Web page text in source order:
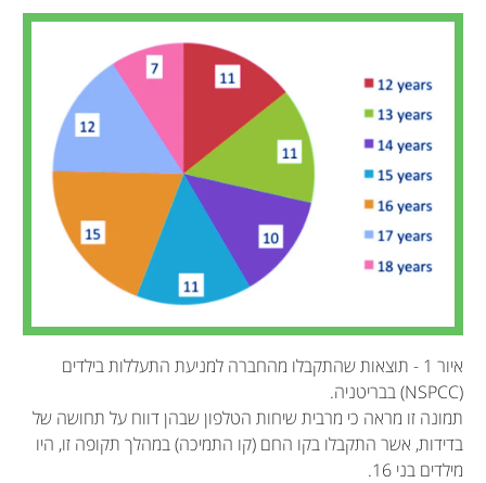
איור 1 - תוצאות שהתקבלו מהחברה למניעת התעללות בילדים
(NSPCC) בבריטניה.
תמונה זו מראה כי מרבית שיחות הטלפון שבהן דווח על תחושה של
בדידות, אשר התקבלו בקו החם (קו התמיכה) במהלך תקופה זו, היו
מילדים בני 16.